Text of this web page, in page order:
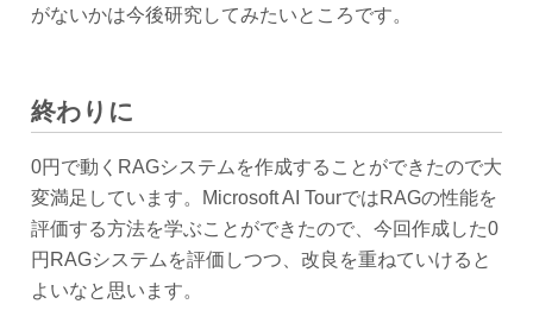
がないかは今後研究してみたいところです。
終わりに
0円で動くRAGシステムを作成することができたので大
変満足しています。Microsoft AI TourではRAGの性能を
評価する方法を学ぶことができたので、今回作成した0
円RAGシステムを評価しつつ、改良を重ねていけると
よいなと思います。